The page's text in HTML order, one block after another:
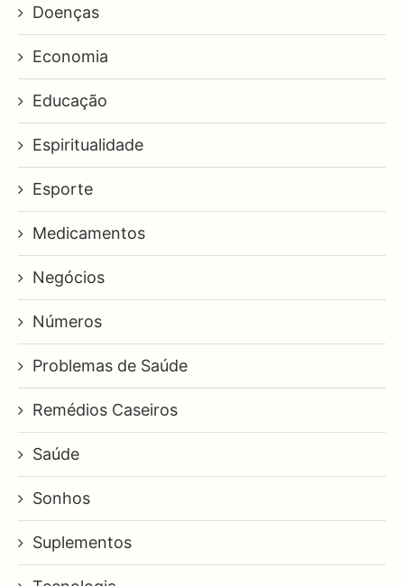
Doenças
Economia
Educação
Espiritualidade
Esporte
Medicamentos
Negócios
Números
Problemas de Saúde
Remédios Caseiros
Saúde
Sonhos
Suplementos